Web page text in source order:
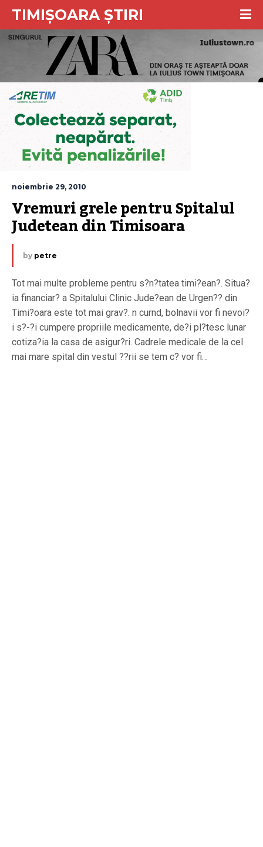
TIMIȘOARA ȘTIRI
noiembrie 29, 2010
Vremuri grele pentru Spitalul
Judetean din Timisoara
by petre
Tot mai multe probleme pentru s?n?tatea timi?ean?. Situa?
ia financiar? a Spitalului Clinic Jude?ean de Urgen?? din
Timi?oara este tot mai grav?. n curnd, bolnavii vor fi nevoi?
i s?-?i cumpere propriile medicamente, de?i pl?tesc lunar
cotiza?ia la casa de asigur?ri. Cadrele medicale de la cel
mai mare spital din vestul ??rii se tem c? vor fi…